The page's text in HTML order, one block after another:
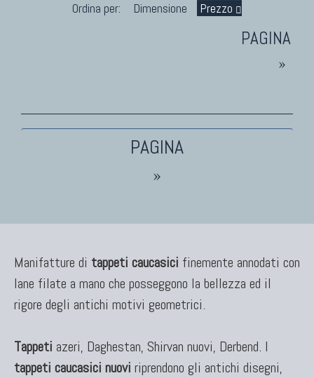
Fabio Morandi
Tappeti Persiani Antichi
Tappeti Persiani Vecchi
TAPPETI CLASSICI
Collezione Hyderabad
Collezione Peshawar
Collezione Zigler
Ordina per: Dimensione Prezzo
»
»
Manifatture di tappeti caucasici finemente annodati con
lane filate a mano che posseggono la bellezza ed il
rigore degli antichi motivi geometrici.
Tappeti azeri, Daghestan, Shirvan nuovi, Derbend. I
tappeti caucasici nuovi riprendono gli antichi disegni,